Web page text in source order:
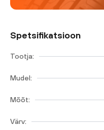
Spetsifikatsioon
Tootja:
Mudel:
Mõõt:
Värv: